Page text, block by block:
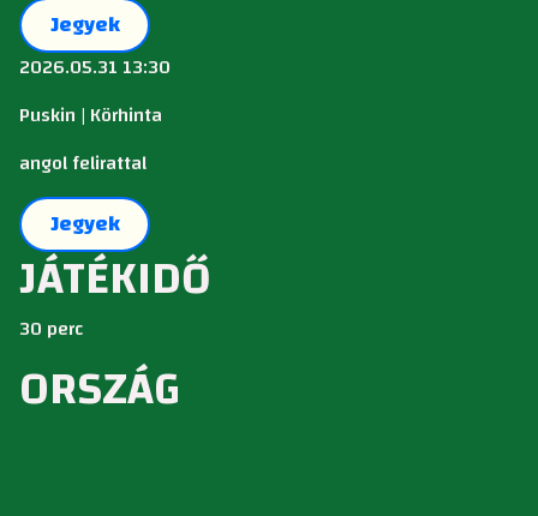
Jegyek
2026.05.31 13:30
Puskin | Körhinta
angol felirattal
Jegyek
JÁTÉKIDŐ
30 perc
ORSZÁG